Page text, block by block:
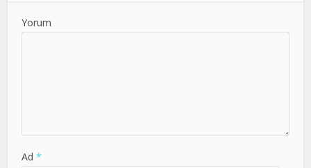
Yorum
Ad*